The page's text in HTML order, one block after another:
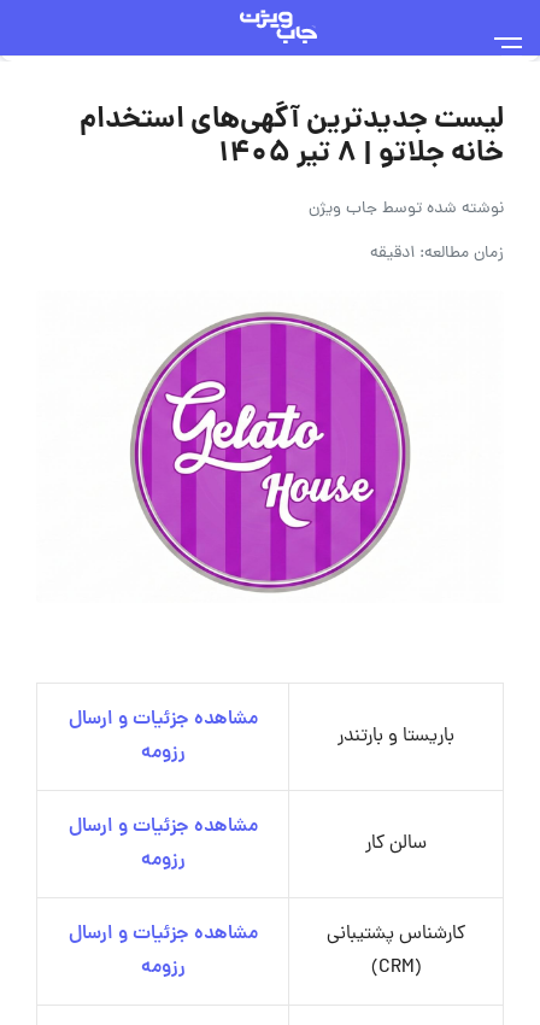
لیست جدیدترین آگهی‌های استخدام
خانه جلاتو | ۸ تیر ۱۴۰۵
نوشته شده توسطجاب ویژن
زمان مطالعه: 1دقیقه
باریستا و بارتندر
مشاهده جزئیات و ارسال
رزومه
سالن کار
مشاهده جزئیات و ارسال
رزومه
کارشناس پشتیبانی
(CRM)
مشاهده جزئیات و ارسال
رزومه